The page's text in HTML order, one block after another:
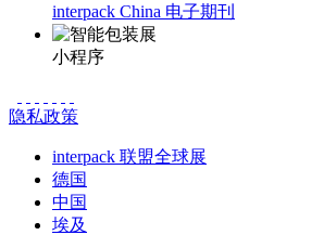
interpack China 电子期刊
小程序
隐私政策
interpack 联盟全球展
德国
中国
埃及